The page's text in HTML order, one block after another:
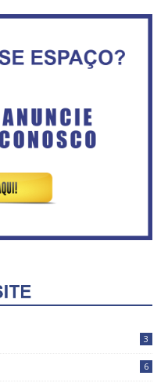
Maior São João do Cerrado
consumidores estão
inadimplentes
3
6